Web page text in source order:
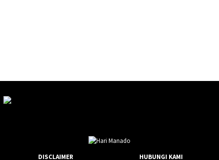
DISCLAIMER HUBUNGI KAMI